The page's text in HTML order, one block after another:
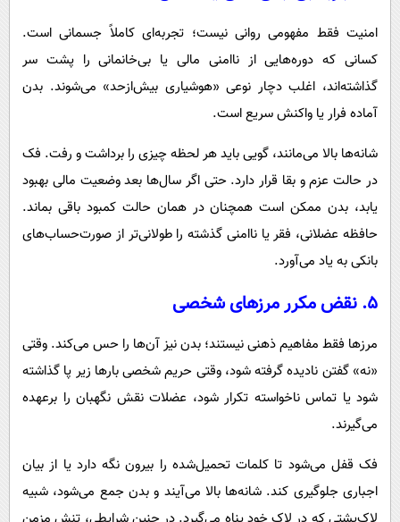
امنیت فقط مفهومی روانی نیست؛ تجربه‌ای کاملاً جسمانی است.
کسانی که دوره‌هایی از ناامنی مالی یا بی‌خانمانی را پشت سر
گذاشته‌اند، اغلب دچار نوعی «هوشیاری بیش‌ازحد» می‌شوند. بدن
آماده فرار یا واکنش سریع است.
شانه‌ها بالا می‌مانند، گویی باید هر لحظه چیزی را برداشت و رفت. فک
در حالت عزم و بقا قرار دارد. حتی اگر سال‌ها بعد وضعیت مالی بهبود
یابد، بدن ممکن است همچنان در همان حالت کمبود باقی بماند.
حافظه عضلانی، فقر یا ناامنی گذشته را طولانی‌تر از صورت‌حساب‌های
بانکی به یاد می‌آورد.
۵. نقض مکرر مرزهای شخصی
مرزها فقط مفاهیم ذهنی نیستند؛ بدن نیز آن‌ها را حس می‌کند. وقتی
«نه» گفتن نادیده گرفته شود، وقتی حریم شخصی بارها زیر پا گذاشته
شود یا تماس ناخواسته تکرار شود، عضلات نقش نگهبان را برعهده
می‌گیرند.
فک قفل می‌شود تا کلمات تحمیل‌شده را بیرون نگه دارد یا از بیان
اجباری جلوگیری کند. شانه‌ها بالا می‌آیند و بدن جمع می‌شود، شبیه